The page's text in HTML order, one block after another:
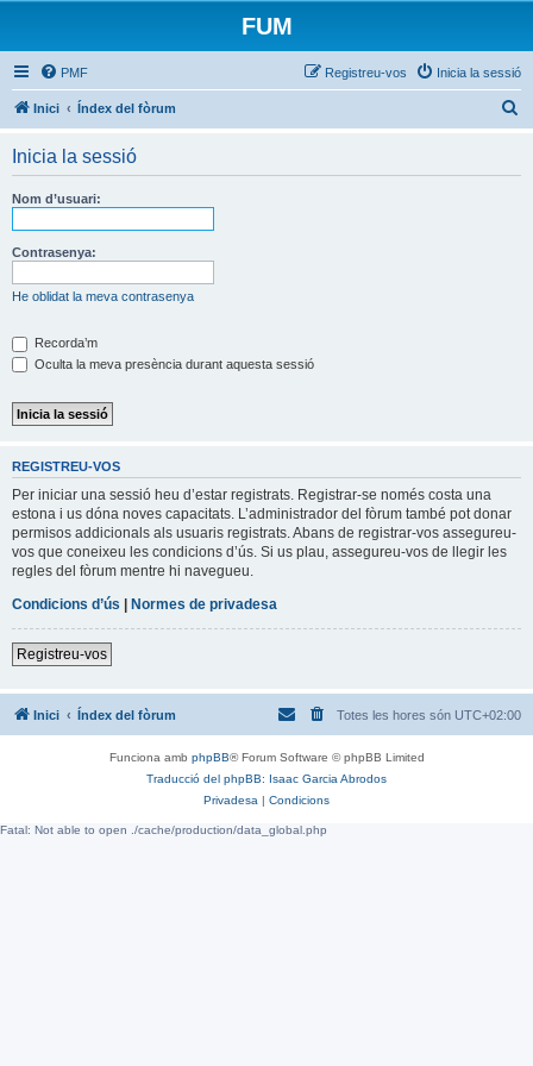
FUM
PMF Inicia la sessió
Registreu-vos
Inici Índex del fòrum
Inicia la sessió
Nom d’usuari:
Contrasenya:
He oblidat la meva contrasenya
Recorda’m
Oculta la meva presència durant aquesta sessió
REGISTREU-VOS
Per iniciar una sessió heu d’estar registrats. Registrar-se només costa una
estona i us dóna noves capacitats. L’administrador del fòrum també pot donar
permisos addicionals als usuaris registrats. Abans de registrar-vos assegureu-
vos que coneixeu les condicions d’ús. Si us plau, assegureu-vos de llegir les
regles del fòrum mentre hi navegueu.
Condicions d’ús | Normes de privadesa
Registreu-vos
Inici Índex del fòrum Totes les hores són UTC+02:00
Funciona amb phpBB® Forum Software © phpBB Limited
Traducció del phpBB: Isaac Garcia Abrodos
Privadesa | Condicions
Fatal: Not able to open ./cache/production/data_global.php